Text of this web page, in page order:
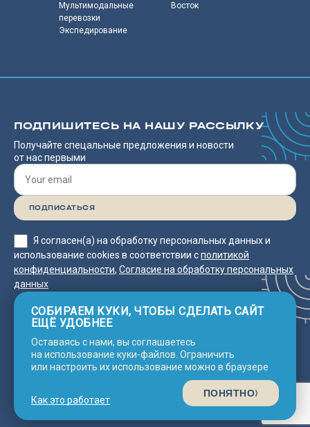
Мультимодальные
перевозки
Экспедирование
Восток
ПОДПИШИТЕСЬ НА НАШУ РАССЫЛКУ
Получайте спецальные предложения и новости
от нас первыми
Я согласен(а) на обработку персональных данных и
использование cookies в соответствии сполитикой
конфиденциальности, Согласие на обработку персональных
данных
2025 © Neco
Политика
конфиденциальности
Согласие на обработку
персональных данных
СОБИРАЕМ КУКИ, ЧТОБЫ СДЕЛАТЬ САЙТ
ЕЩЁ УДОБНЕЕ
Оставаясь с нами, вы соглашаетесь
на использование куки-файлов. Ограничить
или настроить их использование можно в браузере
Как это работает
ПОНЯТНО